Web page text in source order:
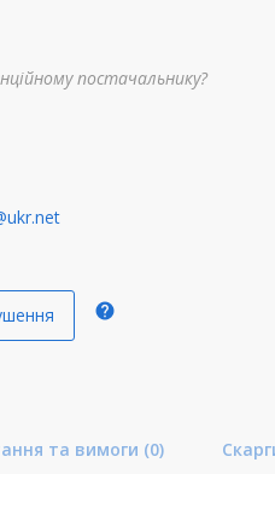
постачальнику?
help
та вимоги (0)